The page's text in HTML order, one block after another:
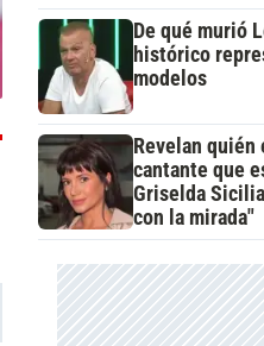
De qué murió
histórico
modelos
Revelan quién
cantante que
Griselda
con la mirada"